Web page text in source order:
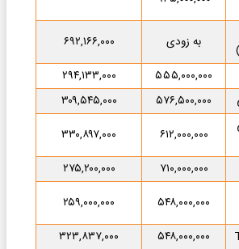
به زودی
۶۹۲,۱۶۶,۰۰۰
۵۵۵,۰۰۰,۰۰۰
۲۹۴,۱۳۳,۰۰۰
۵۷۶,۵۰۰,۰۰۰
۳۰۹,۵۴۵,۰۰۰
۶۱۲,۰۰۰,۰۰۰
۳۳۰,۸۹۷,۰۰۰
۷۱۰,۰۰۰,۰۰۰
۲۷۵,۲۰۰,۰۰۰
۵۴۸,۰۰۰,۰۰۰
۲۵۹,۰۰۰,۰۰۰
۵۴۸,۰۰۰,۰۰۰
۳۲۳,۸۳۷,۰۰۰